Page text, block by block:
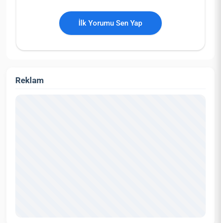
İlk Yorumu Sen Yap
Reklam